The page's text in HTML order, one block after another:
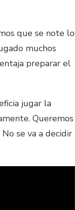
que se note lo
muchos
preparar el
jugar la
Queremos
se va a decidir